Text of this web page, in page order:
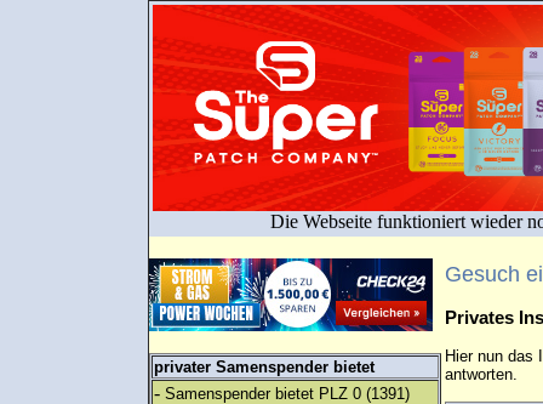
Die Webseite funktioniert wieder
privater Samenspender bietet
- Samenspender bietet PLZ 0 (1391)
Gesuch
Privates
Hier nun das
antworten.